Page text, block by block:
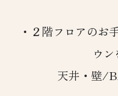
・２階フロアのお
ウン
天井・壁/